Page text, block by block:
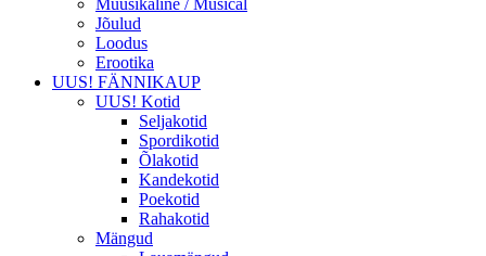
Muusikaline / Musical
Jõulud
Loodus
Erootika
UUS! FÄNNIKAUP
UUS! Kotid
Seljakotid
Spordikotid
Õlakotid
Kandekotid
Poekotid
Rahakotid
Mängud